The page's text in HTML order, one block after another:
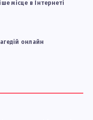
місце в Інтернеті
онлайн